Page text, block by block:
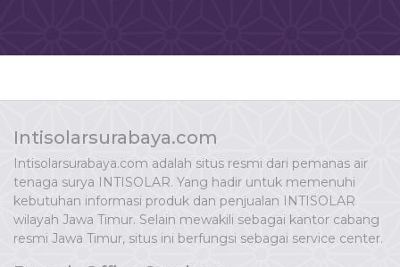
Intisolarsurabaya.com
Intisolarsurabaya.com adalah situs resmi dari pemanas air
tenaga surya INTISOLAR. Yang hadir untuk memenuhi
kebutuhan informasi produk dan penjualan INTISOLAR
wilayah Jawa Timur. Selain mewakili sebagai kantor cabang
resmi Jawa Timur, situs ini berfungsi sebagai service center.